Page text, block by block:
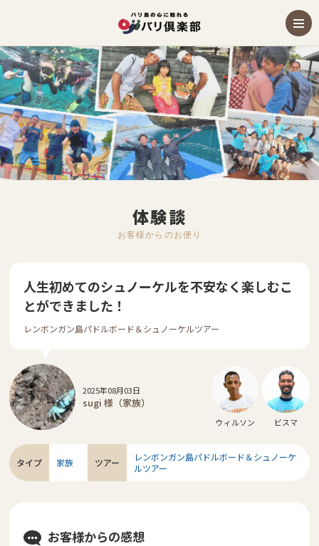
体験談
お客様からのお便り
人生初めてのシュノーケルを不安なく楽しむこ
とができました！
レンボンガン島パドルボード＆シュノーケルツアー
2025年08月03日
sugi 様（家族）
ウィルソン ビスマ
タイプ 家族 ツアー
レンボンガン島パドルボード＆シュノーケ
ルツアー
お客様からの感想